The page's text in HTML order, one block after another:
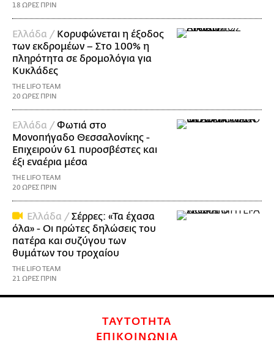
18 ΩΡΕΣ ΠΡΙΝ
Ελλάδα / Κορυφώνεται η έξοδος
των εκδρομέων – Στο 100% η
πληρότητα σε δρομολόγια για
Κυκλάδες
THE LIFO TEAM
20 ΩΡΕΣ ΠΡΙΝ
Ελλάδα /Φωτιά στο
Μονοπήγαδο Θεσσαλονίκης -
Επιχειρούν 61 πυροσβέστες και
έξι εναέρια μέσα
THE LIFO TEAM
20 ΩΡΕΣ ΠΡΙΝ
Ελλάδα /Σέρρες: «Τα έχασα
όλα» - Οι πρώτες δηλώσεις του
πατέρα και συζύγου των
θυμάτων του τροχαίου
THE LIFO TEAM
21 ΩΡΕΣ ΠΡΙΝ
ΤΑΥΤΟΤΗΤΑ
ΕΠΙΚΟΙΝΩΝΙΑ